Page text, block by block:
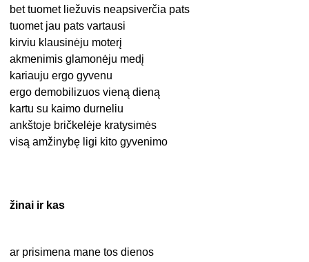
bet tuomet liežuvis neapsiverčia pats
tuomet jau pats vartausi
kirviu klausinėju moterį
akmenimis glamonėju medį
kariauju ergo gyvenu
ergo demobilizuos vieną dieną
kartu su kaimo durneliu
ankštoje bričkelėje kratysimės
visą amžinybę ligi kito gyvenimo
žinai ir kas
ar prisimena mane tos dienos